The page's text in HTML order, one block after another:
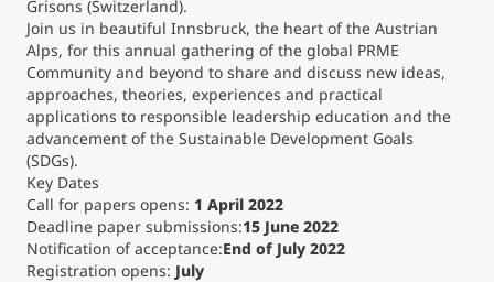
Grisons (Switzerland).
Join us in beautiful Innsbruck, the heart of the Austrian
Alps, for this annual gathering of the global PRME
Community and beyond to share and discuss new ideas,
approaches, theories, experiences and practical
applications to responsible leadership education and the
advancement of the Sustainable Development Goals
(SDGs).
Key Dates
Call for papers opens: 1 April 2022
Deadline paper submissions:15 June 2022
Notification of acceptance:End of July 2022
Registration opens: July